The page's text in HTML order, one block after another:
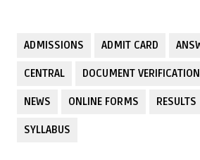
ADMISSIONS ADMIT CARD
CENTRAL DOCUMENT
NEWS ONLINE FORMS RESULTS
SYLLABUS